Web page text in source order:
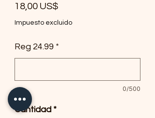
18,00 US$Precio
Impuesto excluido
Reg 24.99 *
0/500
Cantidad *